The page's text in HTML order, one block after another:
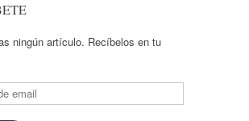
ningún artículo. Recíbelos en tu